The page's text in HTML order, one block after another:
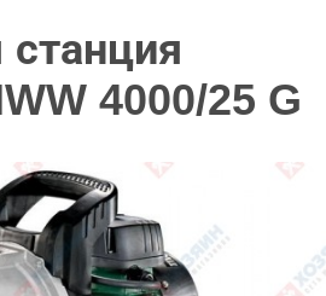
станция
4000/25 G